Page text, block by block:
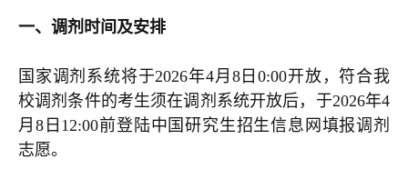
一、调剂时间及安排
国家调剂系统将于2026年4月8日0:00开放，符合我
校调剂条件的考生须在调剂系统开放后，于2026年4
月8日12:00前登陆中国研究生招生信息网填报调剂
志愿。